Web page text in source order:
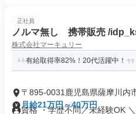
正社員
ノルマ無し 携帯販売 /
株式会社マーキュリー
有給取得率82%！20代活躍中！
〒895-0031鹿児島県薩摩川内
月給21万円～40万円
資格 ・学歴不問／未経験OK